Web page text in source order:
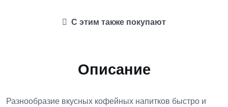
С этим также покупают
Описание
Разнообразие вкусных кофейных напитков быстро и